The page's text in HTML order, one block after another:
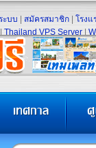
ะบบ สมัครสมาชิก โรงแ
Thailand VPS Server